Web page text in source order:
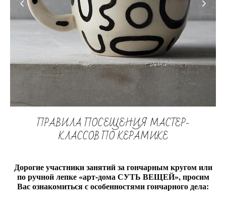
ПРАВИЛА ПОСЕЩЕНИЯ МАСТЕР-
КЛАССОВ ПО КЕРАМИКЕ
Дорогие участники занятий за гончарным кругом или
по ручной лепке «арт-дома СУТЬ ВЕЩЕЙ», просим
Вас ознакомиться с особенностями гончарного дела: